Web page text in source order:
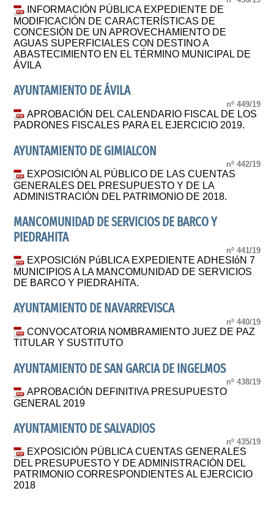
INFORMACIÓN PÚBLICA EXPEDIENTE DE
MODIFICACIÓN DE CARACTERÍSTICAS DE
CONCESIÓN DE UN APROVECHAMIENTO DE
AGUAS SUPERFICIALES CON DESTINO A
ABASTECIMIENTO EN EL TÉRMINO MUNICIPAL DE
ÁVILA
AYUNTAMIENTO DE ÁVILA
nº 449/19
APROBACIÓN DEL CALENDARIO FISCAL DE LOS
PADRONES FISCALES PARA EL EJERCICIO 2019.
AYUNTAMIENTO DE GIMIALCON
nº 442/19
EXPOSICIÓN AL PÚBLICO DE LAS CUENTAS
GENERALES DEL PRESUPUESTO Y DE LA
ADMINISTRACIÓN DEL PATRIMONIO DE 2018.
MANCOMUNIDAD DE SERVICIOS DE BARCO Y
PIEDRAHITA
nº 441/19
EXPOSICIóN PúBLICA EXPEDIENTE ADHESIóN 7
MUNICIPIOS A LA MANCOMUNIDAD DE SERVICIOS
DE BARCO Y PIEDRAHíTA.
AYUNTAMIENTO DE NAVARREVISCA
nº 440/19
CONVOCATORIA NOMBRAMIENTO JUEZ DE PAZ
TITULAR Y SUSTITUTO
AYUNTAMIENTO DE SAN GARCIA DE INGELMOS
nº 438/19
APROBACIÓN DEFINITIVA PRESUPUESTO
GENERAL 2019
AYUNTAMIENTO DE SALVADIOS
nº 435/19
EXPOSICIÓN PÚBLICA CUENTAS GENERALES
DEL PRESUPUESTO Y DE ADMINISTRACIÓN DEL
PATRIMONIO CORRESPONDIENTES AL EJERCICIO
2018